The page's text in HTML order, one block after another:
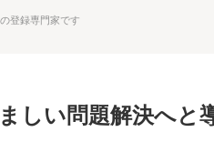
登録専門家です
しい問題解決へと